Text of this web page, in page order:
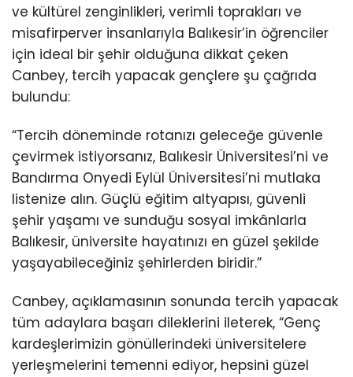
ve kültürel zenginlikleri, verimli toprakları ve
misafirperver insanlarıyla Balıkesir’in öğrenciler
için ideal bir şehir olduğuna dikkat çeken
Canbey, tercih yapacak gençlere şu çağrıda
bulundu:
“Tercih döneminde rotanızı geleceğe güvenle
çevirmek istiyorsanız, Balıkesir Üniversitesi’ni ve
Bandırma Onyedi Eylül Üniversitesi’ni mutlaka
listenize alın. Güçlü eğitim altyapısı, güvenli
şehir yaşamı ve sunduğu sosyal imkânlarla
Balıkesir, üniversite hayatınızı en güzel şekilde
yaşayabileceğiniz şehirlerden biridir.”
Canbey, açıklamasının sonunda tercih yapacak
tüm adaylara başarı dileklerini ileterek, “Genç
kardeşlerimizin gönüllerindeki üniversitelere
yerleşmelerini temenni ediyor, hepsini güzel